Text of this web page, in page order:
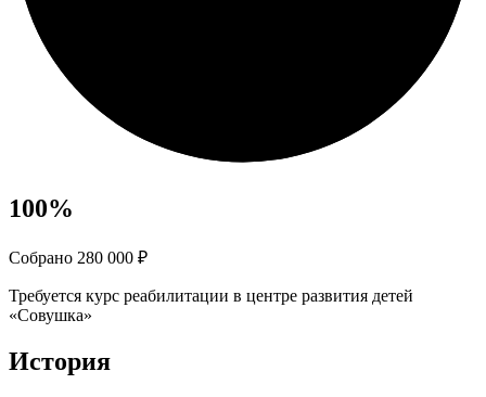
100%
Собрано 280 000 ₽
Требуется курс реабилитации в центре развития детей
«Совушка»
История